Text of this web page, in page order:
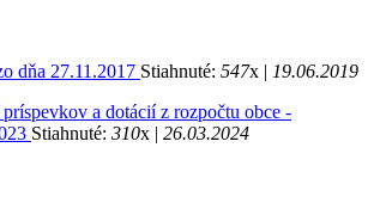
dňa 27.11.2017 Stiahnuté: 547x | 19.06.2019
a dotácií z rozpočtu obce -
Stiahnuté: 310x | 26.03.2024